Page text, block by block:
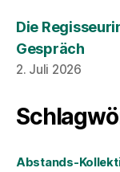
Die
Gespräch
2. Juli 2026
Abstands-